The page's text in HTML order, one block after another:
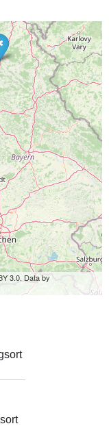
3.0. Data by